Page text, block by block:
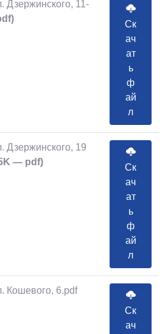
Дзержинского, 11-
Ск
ач
ат
ь
ф
ай
л
Дзержинского, 19
— pdf)
Ск
ач
ат
ь
ф
ай
л
Кошевого, 6.pdf
Ск
ач